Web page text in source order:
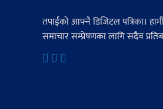
तपाईंको आफ्नै डिजिटल पत्रिका।
समाचार सम्प्रेषणका लागि सदैव